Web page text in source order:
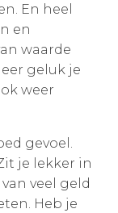
En heel
en
waarde
geluk je
weer
gevoel.
je lekker in
veel geld
Heb je